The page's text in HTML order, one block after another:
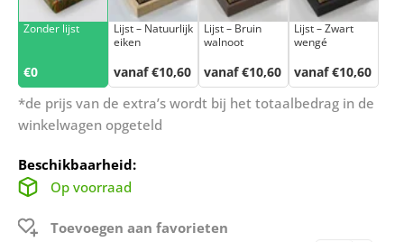
Zonder lijst
€0
Lijst – Natuurlijk
eiken
vanaf €10,60
Lijst – Bruin
walnoot
vanaf €10,60
Lijst – Zwart
wengé
vanaf €10,60
*de prijs van de extra’s wordt bij het totaalbedrag in de
winkelwagen opgeteld
Beschikbaarheid:
Op voorraad
Toevoegen aan favorieten